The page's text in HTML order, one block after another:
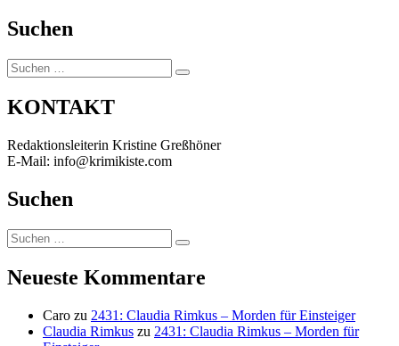
Suchen
Suchen
nach:
Suchen
KONTAKT
Redaktionsleiterin Kristine Greßhöner
E-Mail: info@krimikiste.com
Suchen
Suchen
nach:
Suchen
Neueste Kommentare
Caro zu 2431: Claudia Rimkus – Morden für Einsteiger
Claudia Rimkus zu 2431: Claudia Rimkus – Morden für